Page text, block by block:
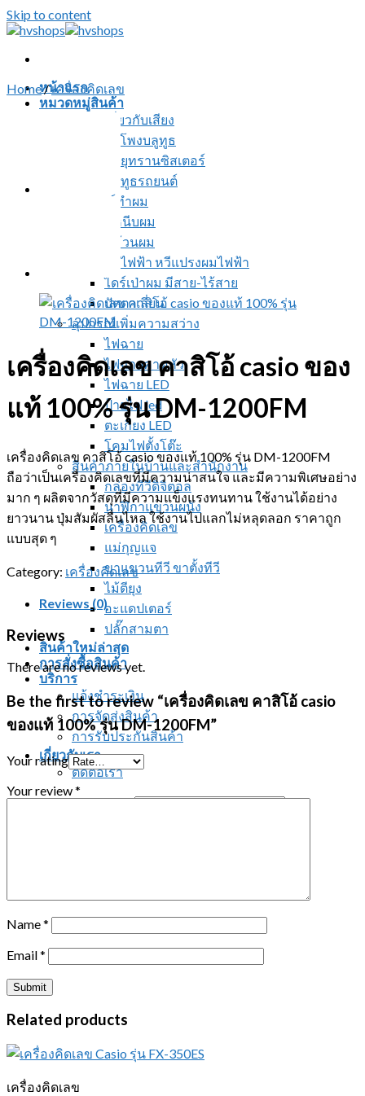
Skip to content
หน้าแรก
หมวดหมู่สินค้า
สินค้าเกี่ยวกับเสียง
ลำโพงบลูทูธ
วิทยุทรานซิสเตอร์
บลูทูธรถยนต์
อุปกรณ์ทำผม
ที่หนีบผม
ที่ม้วนผม
หวีไฟฟ้า หวีแปรงผมไฟฟ้า
ไดร์เป่าผม มีสาย-ไร้สาย
ปัตตาเลี่ยน
อุปกรณ์เพิ่มความสว่าง
ไฟฉาย
ไฟฉายคาดหัว
ไฟฉาย LED
ป้ายไฟ led
ตะเกียง LED
โคมไฟตั้งโต๊ะ
สินค้าภายในบ้านและสำนักงาน
กล่องทีวีดิจิตอล
นาฬิกาแขวนผนัง
เครื่องคิดเลข
แม่กุญแจ
ขาแขวนทีวี ขาตั้งทีวี
ไม้ตียุง
อะแดปเตอร์
ปลั๊กสามตา
สินค้าใหม่ล่าสุด
การสั่งซื้อสินค้า
บริการ
แจ้งชำระเงิน
การจัดส่งสินค้า
การรับประกันสินค้า
เกี่ยวกับเรา
ติดต่อเรา
Search for:
Home/เครื่องคิดเลข
เครื่องคิดเลข คาสิโอ้ casio ของ
แท้ 100% รุ่น DM-1200FM
เครื่องคิดเลข คาสิโอ้ casio ของแท้ 100% รุ่น DM-1200FM
ถือว่าเป็นเครื่องคิดเลขที่มีความน่าสนใจ และมีความพิเศษอย่าง
มาก ๆ ผลิตจากวัสดุที่มีความแข็งแรงทนทาน ใช้งานได้อย่าง
ยาวนาน ปุ่มสัมผัสลื่นไหล ใช้งานไปแลกไม่หลุดลอก ราคาถูก
แบบสุด ๆ
Category: เครื่องคิดเลข
Reviews (0)
Reviews
There are no reviews yet.
Be the first to review “เครื่องคิดเลข คาสิโอ้ casio
ของแท้ 100% รุ่น DM-1200FM”
Your rating
Your review*
Name*
Email*
Related products
เครื่องคิดเลข